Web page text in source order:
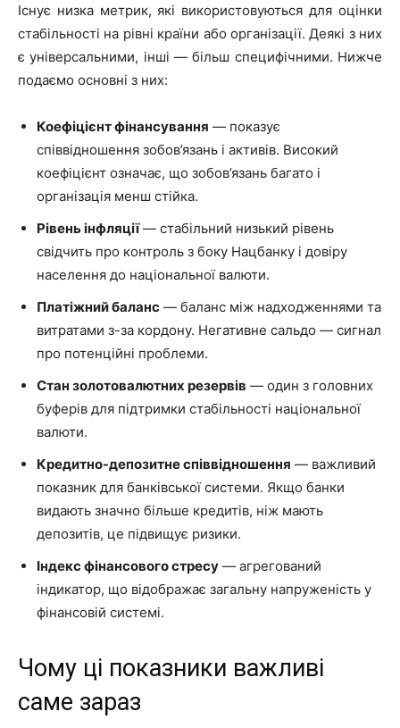
Існує низка метрик, які використовуються для оцінки
стабільності на рівні країни або організації. Деякі з них
є універсальними, інші — більш специфічними. Нижче
подаємо основні з них:
Коефіцієнт фінансування — показує
співвідношення зобов’язань і активів. Високий
коефіцієнт означає, що зобов’язань багато і
організація менш стійка.
Рівень інфляції— стабільний низький рівень
свідчить про контроль з боку Нацбанку і довіру
населення до національної валюти.
Платіжний баланс — баланс між надходженнями та
витратами з-за кордону. Негативне сальдо — сигнал
про потенційні проблеми.
Стан золотовалютних резервів — один з головних
буферів для підтримки стабільності національної
валюти.
Кредитно-депозитне співвідношення — важливий
показник для банківської системи. Якщо банки
видають значно більше кредитів, ніж мають
депозитів, це підвищує ризики.
Індекс фінансового стресу — агрегований
індикатор, що відображає загальну напруженість у
фінансовій системі.
Чому ці показники важливі
саме зараз